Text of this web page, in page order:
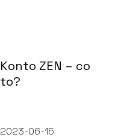
Konto ZEN – co
to?
2023-06-15